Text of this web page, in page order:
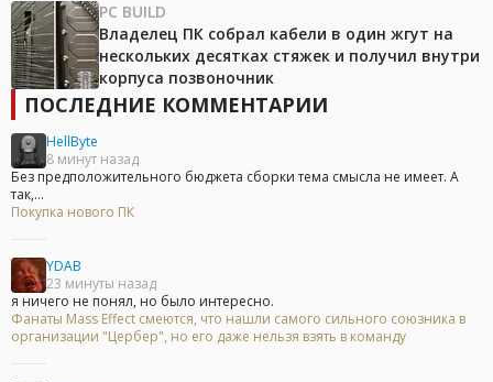
PC BUILD
Владелец ПК собрал кабели в один жгут на
нескольких десятках стяжек и получил внутри
корпуса позвоночник
ПОСЛЕДНИЕ КОММЕНТАРИИ
HellByte
8 минут назад
Без предположительного бюджета сборки тема смысла не имеет. А
так,...
Покупка нового ПК
YDAB
23 минуты назад
я ничего не понял, но было интересно.
Фанаты Mass Effect смеются, что нашли самого сильного союзника в
организации "Цербер", но его даже нельзя взять в команду